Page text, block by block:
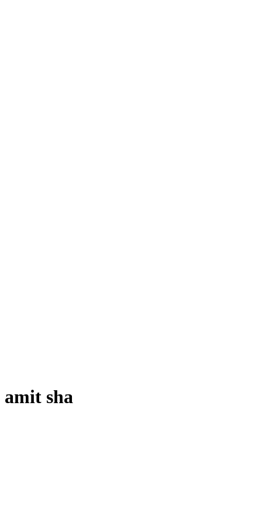
amit sha